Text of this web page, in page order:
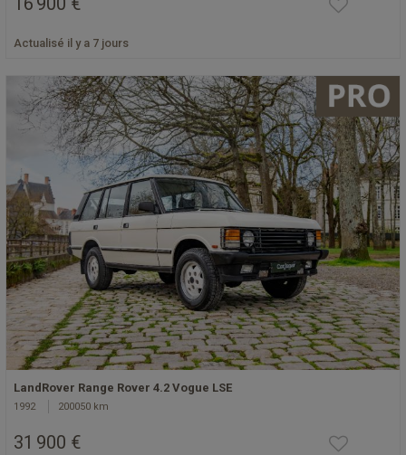
Actualisé il y a 7 jours
LandRover Range Rover 4.2 Vogue LSE
1992 200050 km
31 900 €